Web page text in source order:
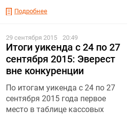
Подробнее
29 сентября 2015 20:49
Итоги уикенда с 24 по 27
сентября 2015: Эверест
вне конкуренции
По итогам уикенда с 24 по 27
сентября 2015 года первое
место в таблице кассовых